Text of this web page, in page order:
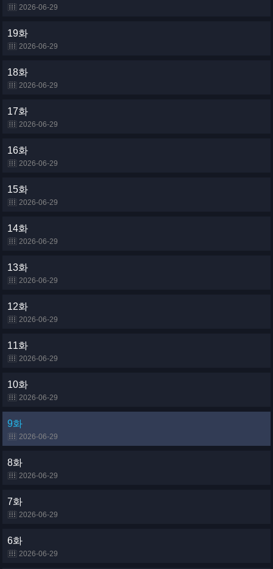
2026-06-29
19화
2026-06-29
18화
2026-06-29
17화
2026-06-29
16화
2026-06-29
15화
2026-06-29
14화
2026-06-29
13화
2026-06-29
12화
2026-06-29
11화
2026-06-29
10화
2026-06-29
9화
2026-06-29
8화
2026-06-29
7화
2026-06-29
6화
2026-06-29